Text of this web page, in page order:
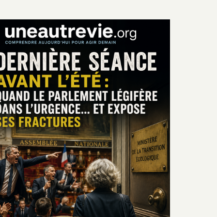
l'urgence…
et
expose
ses
fractures